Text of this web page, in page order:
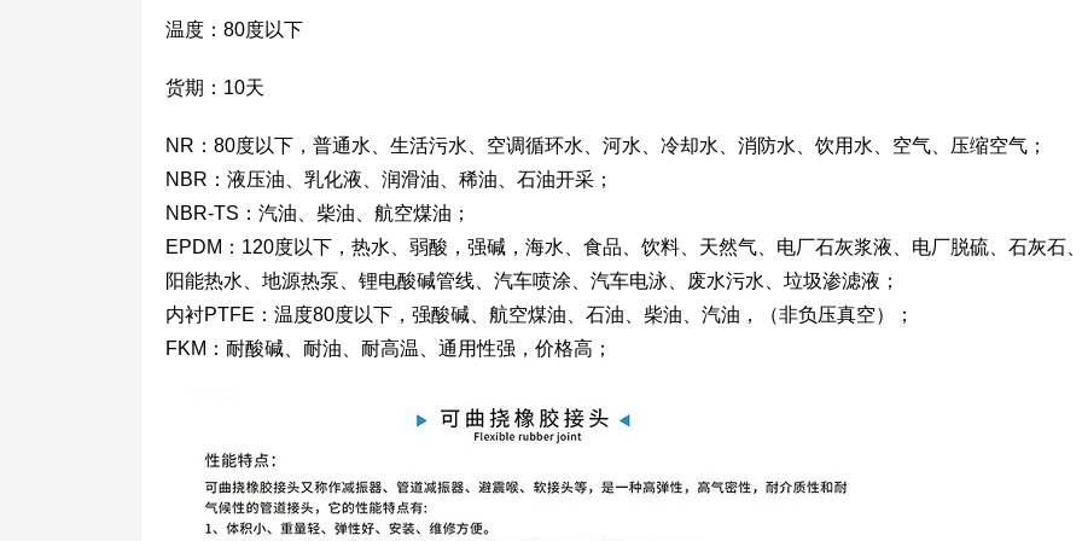
温度：80度以下
货期：10天
NR：80度以下，普通水、生活污水、空调循环水、河水、冷却水、消防水、饮用水、空气、压缩空气；
NBR：液压油、乳化液、润滑油、稀油、石油开采；
NBR-TS：汽油、柴油、航空煤油；
EPDM：120度以下，热水、弱酸，强碱，海水、食品、饮料、天然气、电厂石灰浆液、电厂脱硫、石灰石
阳能热水、地源热泵、锂电酸碱管线、汽车喷涂、汽车电泳、废水污水、垃圾渗滤液；
内衬PTFE：温度80度以下，强酸碱、航空煤油、石油、柴油、汽油，（非负压真空）；
FKM：耐酸碱、耐油、耐高温、通用性强，价格高；